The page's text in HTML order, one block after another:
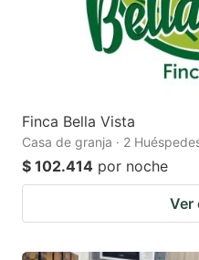
Finca Bella Vista
Casa de granja · 2
$ 102.414 por noche
Ver